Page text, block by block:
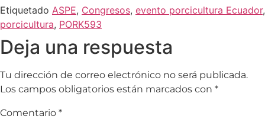
Etiquetado ASPE, Congresos, evento porcicultura Ecuador,
porcicultura, PORK593
Deja una respuesta
Tu dirección de correo electrónico no será publicada.
Los campos obligatorios están marcados con *
Comentario *